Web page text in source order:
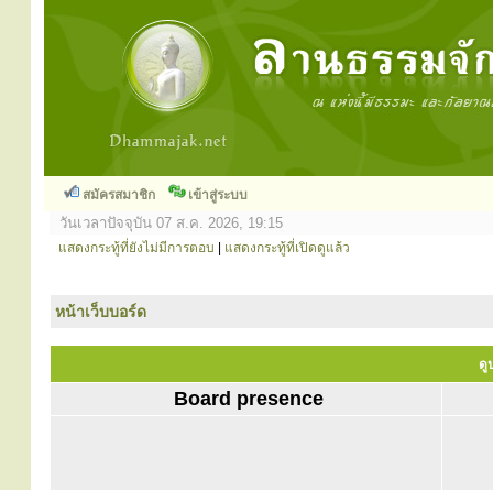
สมัครสมาชิก เข้าสู่ระบบ
วันเวลาปัจจุบัน 07 ส.ค. 2026, 19:15
แสดงกระทู้ที่ยังไม่มีการตอบ แสดงกระทู้ที่เปิดดูแล้ว
หน้าเว็บบอร์ด
ดู
Board presence